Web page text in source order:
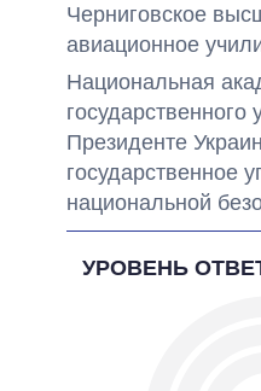
Черниговское
авиационное
Национальная
государственного
Президенте
государственное
национальной
УРОВЕНЬ